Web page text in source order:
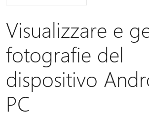
Visualizzare e
fotografie del
dispositivo
PC